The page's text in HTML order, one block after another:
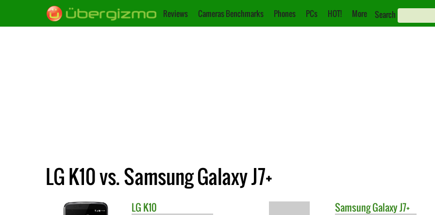
Reviews Cameras Benchmarks Phones PCs HOT! More Search
LG K10 vs. Samsung Galaxy J7+
LG K10 SamsungGalaxy J7+